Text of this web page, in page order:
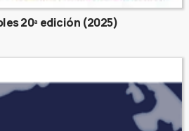
20ª edición (2025)